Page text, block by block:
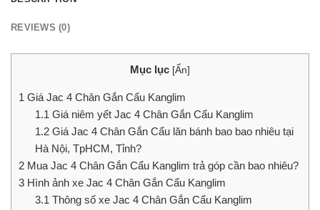
REVIEWS (0)
Mục lục [Ẩn]
1 Giá Jac 4 Chân Gắn Cẩu Kanglim
1.1Giá niêm yết Jac 4 Chân Gắn Cẩu Kanglim
1.2Giá Jac 4 Chân Gắn Cẩu lăn bánh bao bao nhiêu tại
Hà Nội, TpHCM, Tỉnh?
2 Mua Jac 4 Chân Gắn Cẩu Kanglim trả góp cần bao nhiêu?
3 Hình ảnh xe Jac 4 Chân Gắn Cẩu Kanglim
3.1Thông số xe Jac 4 Chân Gắn Cẩu Kanglim